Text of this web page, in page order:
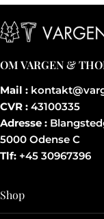
OM VARGEN &
Mail :
CVR : 43100335
Adresse :
5000 Odense C
Tlf: +45 30967396
Shop